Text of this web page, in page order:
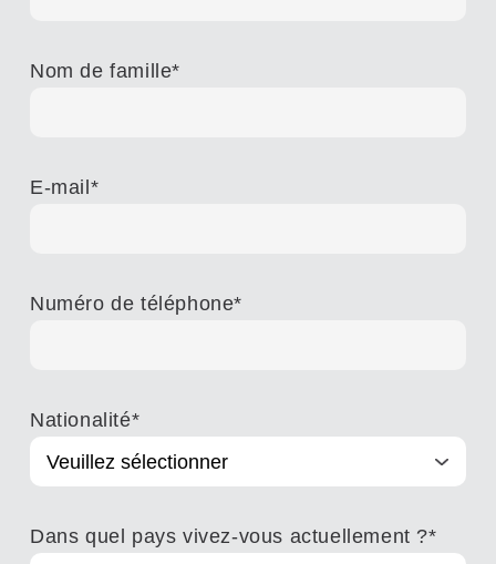
Nom de famille*
E-mail *
Numéro de téléphone*
Nationalité*
Dans quel pays vivez-vous actuellement ?*